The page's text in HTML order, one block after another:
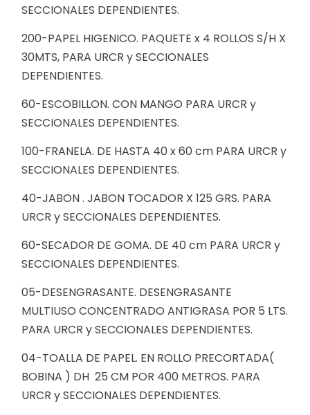
SECCIONALES DEPENDIENTES.
200-PAPEL HIGENICO. PAQUETE x 4 ROLLOS S/H X
30MTS, PARA URCR y SECCIONALES
DEPENDIENTES.
60-ESCOBILLON. CON MANGO PARA URCR y
SECCIONALES DEPENDIENTES.
100-FRANELA. DE HASTA 40 x 60 cm PARA URCR y
SECCIONALES DEPENDIENTES.
40-JABON . JABON TOCADOR X 125 GRS. PARA
URCR y SECCIONALES DEPENDIENTES.
60-SECADOR DE GOMA. DE 40 cm PARA URCR y
SECCIONALES DEPENDIENTES.
05-DESENGRASANTE. DESENGRASANTE
MULTIUSO CONCENTRADO ANTIGRASA POR 5 LTS.
PARA URCR y SECCIONALES DEPENDIENTES.
04-TOALLA DE PAPEL. EN ROLLO PRECORTADA(
BOBINA ) DH 25 CM POR 400 METROS. PARA
URCR y SECCIONALES DEPENDIENTES.